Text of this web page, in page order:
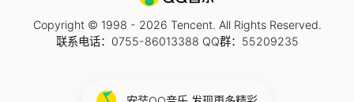
Copyright © 1998 - 2026 Tencent. All Rights Reserved.
联系电话：0755-86013388 QQ群：55209235